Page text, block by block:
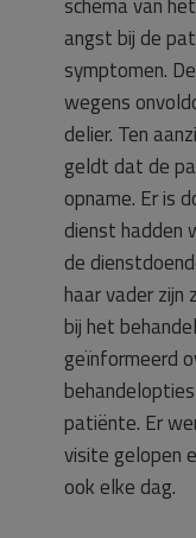
angst bij de
symptomen.
wegens
delier. Ten
geldt dat de
opname. Er is
dienst hadden
de
haar vader
bij het
geïnformeerd
patiënte. Er
visite gelopen
ook elke dag.